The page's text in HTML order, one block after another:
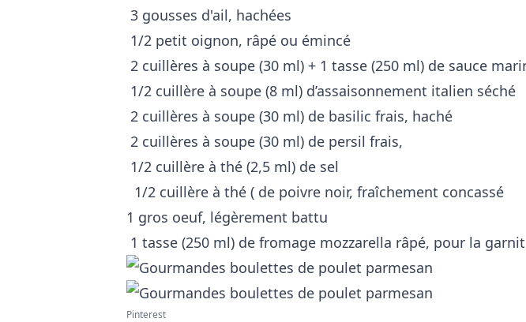
3 gousses d'ail, hachées
1/2 petit oignon, râpé ou émincé
2 cuillères à soupe (30 ml) + 1 tasse (250 ml) de sauce
1/2 cuillère à soupe (8 ml) d’assaisonnement italien séché
2 cuillères à soupe (30 ml) de basilic frais, haché
2 cuillères à soupe (30 ml) de persil frais,
1/2 cuillère à thé (2,5 ml) de sel
1/2 cuillère à thé ( de poivre noir, fraîchement concassé
1 gros oeuf, légèrement battu
1 tasse (250 ml) de fromage mozzarella râpé, pour la
Pinterest